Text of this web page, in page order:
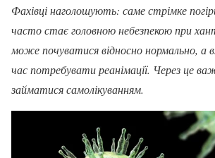
Фахівці наголошують: саме стрімке
часто стає головною небезпекою при
може почуватися відносно нормально, а
час потребувати реанімації. Через це
займатися самолікуванням.